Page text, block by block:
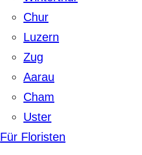
Chur
Luzern
Zug
Aarau
Cham
Uster
Für Floristen